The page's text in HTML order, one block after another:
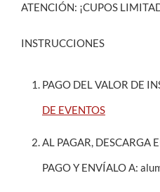
ATENCIÓN: ¡CUPOS
INSTRUCCIONES
PAGO DEL VALOR DE
DE EVENTOS
AL PAGAR, DESCARGA
PAGO Y ENVÍALO A: